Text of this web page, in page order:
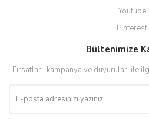
Youtube
Pinterest
Bültenimize
Fırsatları, kampanya ve duyuruları ile